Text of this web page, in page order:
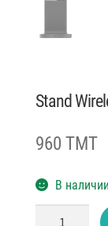
Stand
960 TMT
В наличии
Количество
товара